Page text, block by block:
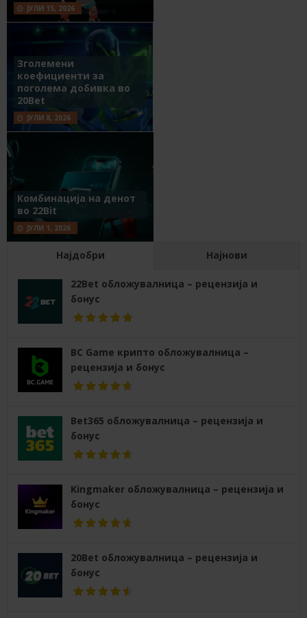
ЈУЛИ 15, 2026
Зголемени
коефициенти за
поголема добивка во
20Bet
ЈУЛИ 8, 2026
Комбинација на денот
во 22Bit
ЈУЛИ 1, 2026
Најдобри Најнови
22Bet обложувалница – рецензија и
бонус
BC Game крипто обложувалница –
рецензија и бонус
Bet365 обложувалница – рецензија и
бонус
Kingmaker обложувалница – рецензија и
бонус
20Bet обложувалница – рецензија и
бонус